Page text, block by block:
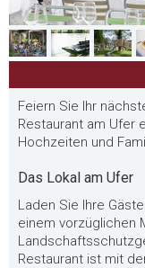
Feiern Sie Ihr
Restaurant am Ufer
Hochzeiten und
Das Lokal am Ufer
Laden Sie Ihre
einem vorzüglichen
Restaurant ist mit